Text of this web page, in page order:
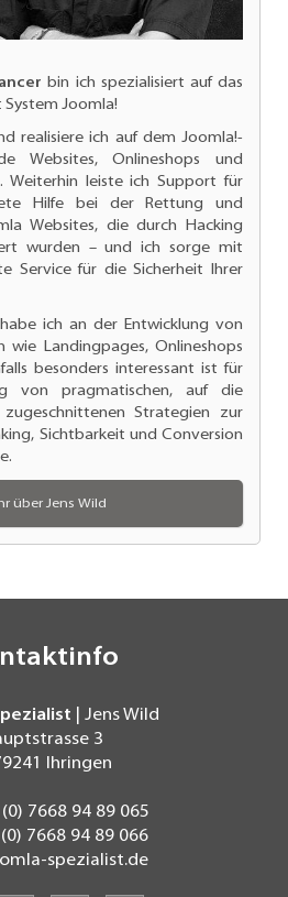
bin ich spezialisiert auf das
Joomla!
realisiere ich auf dem Joomla!-
Websites, Onlineshops und
Weiterhin leiste ichSupport für
Hilfe bei der Rettung und
Websites, die durch Hacking
wurden – und ich sorge mit
Service für die Sicherheit Ihrer
habe ich an der Entwicklung von
wie Landingpages, Onlineshops
besonders interessant ist für
von pragmatischen, auf die
Strategien zur
, Sichtbarkeit und Conversion
über Jens Wild
| Jens Wild
3
Ihringen
7668 94 89 065
7668 94 89 066
spezialist.de